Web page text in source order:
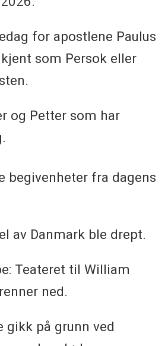
for apostlene Paulus
som Persok eller
og Petter som har
begivenheter fra dagens
av Danmark ble drept.
Teateret til William
ned.
gikk på grunn ved